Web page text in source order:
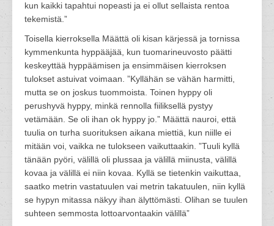
kun kaikki tapahtui nopeasti ja ei ollut sellaista rentoa
tekemistä.”
Toisella kierroksella Määttä oli kisan kärjessä ja tornissa
kymmenkunta hyppääjää, kun tuomarineuvosto päätti
keskeyttää hyppäämisen ja ensimmäisen kierroksen
tulokset astuivat voimaan. ”Kyllähän se vähän harmitti,
mutta se on joskus tuommoista. Toinen hyppy oli
perushyvä hyppy, minkä rennolla fiiliksellä pystyy
vetämään. Se oli ihan ok hyppy jo.” Määttä nauroi, että
tuulia on turha suorituksen aikana miettiä, kun niille ei
mitään voi, vaikka ne tulokseen vaikuttaakin. ”Tuuli kyllä
tänään pyöri, välillä oli plussaa ja välillä miinusta, välillä
kovaa ja välillä ei niin kovaa. Kyllä se tietenkin vaikuttaa,
saatko metrin vastatuulen vai metrin takatuulen, niin kyllä
se hypyn mitassa näkyy ihan älyttömästi. Olihan se tuulen
suhteen semmosta lottoarvontaakin välillä”